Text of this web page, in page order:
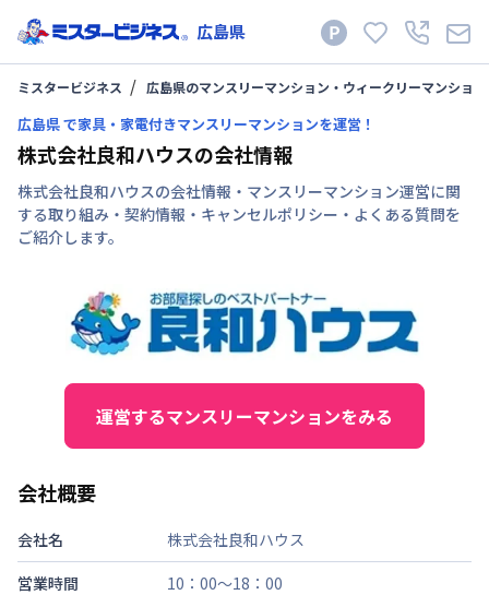
広島県
ミスタービジネス 広島県のマンスリーマンション・ウィークリーマンション
広島県 で家具・家電付きマンスリーマンションを運営！
株式会社良和ハウスの会社情報
株式会社良和ハウスの会社情報・マンスリーマンション運営に関
する取り組み・契約情報・キャンセルポリシー・よくある質問を
ご紹介します。
運営するマンスリーマンションをみる
会社概要
会社名
株式会社良和ハウス
営業時間
10：00～18：00